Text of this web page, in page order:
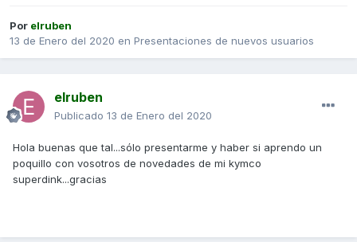
Por elruben
13 de Enero del 2020 en Presentaciones de nuevos usuarios
elruben
Publicado 13 de Enero del 2020
Hola buenas que tal...sólo presentarme y haber si aprendo un
poquillo con vosotros de novedades de mi kymco
superdink...gracias